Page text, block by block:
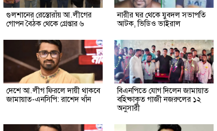
গুলশানের রেস্তোরাঁয় আ.লীগের
গোপন বৈঠক থেকে গ্রেপ্তার ৬
নারীর ঘর থেকে যুবদল সভাপতি
আটক, ভিডিও ভাইরাল
দেশে আ.লীগ ফিরলে দায়ী থাকবে
জামায়াত-এনসিপি: রাশেদ খাঁন
বিএনপিতে যোগ দিলেন জামায়াত
বহিষ্কাকৃত গাজী নজরুলের ১২
অনুসারী